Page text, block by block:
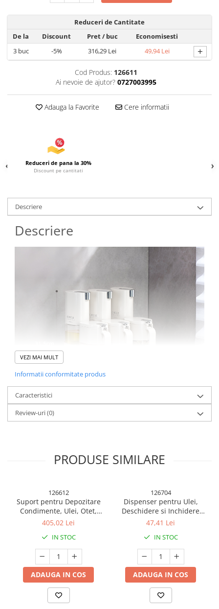
Articole pentru Iluminat
Lampi de veghe
Articole si, Echipamente pentru
Transport şi Ridicat
Pelerine, Umbrele si Accesorii
Videoproiectoare
Reduceri de Cantitate
De la
Discount Pret/ buc
Economisesti
3buc -5% 316,29 Lei 49,94 Lei +
Cod Produs: 126611
Ai nevoie de ajutor? 0727003995
Adauga la Favorite Cere informatii
Reduceri de pana la 30%
Discount pe cantitati
Descriere
Descriere
Suport modern de depozitare a condimentelor- Set
depozitare din 9 piese
Pastreaza-ți condimentele perfect organizate cu organizatorul
nostru inovator de condimente. Acest set elegant și funcțional
este un must-have pentru fiecare pasionat de gastronomie!
Perfect pentru casa, dar si pentru restaurante si baruri datorita
VEZI MAI MULT
Informatii conformitate produs
Caracteristici
Review-uri(0)
PRODUSE SIMILARE
126612
Suport pentru Depozitare
Condimente, Ulei, Otet,
Montare pe Perete din 12
Bucatarie, 31 x 21.9 x
31.5cm, Alb
405,02 Lei
IN STOC
ADAUGA IN COS
126704
Dispenser pentru Ulei,
Deschidere si Inchidere
Automata a Rezervorul, cu
ml, 12x7.6x20.5 cm, Alb
47,41 Lei
IN STOC
ADAUGA IN COS